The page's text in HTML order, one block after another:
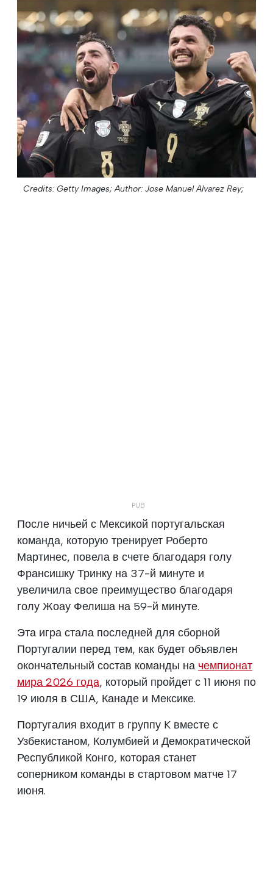
Credits: Getty Images; Author: Jose Manuel Alvarez Rey;
После ничьей с Мексикой португальская
команда, которую тренирует Роберто
Мартинес, повела в счете благодаря голу
Франсишку Тринку на 37-й минуте и
увеличила свое преимущество благодаря
голу Жоау Фелиша на 59-й минуте.
Эта игра стала последней для сборной
Португалии перед тем, как будет объявлен
окончательный состав команды на чемпионат
мира 2026 года, который пройдет с 11 июня по
19 июля в США, Канаде и Мексике.
Португалия входит в группу K вместе с
Узбекистаном, Колумбией и Демократической
Республикой Конго, которая станет
соперником команды в стартовом матче 17
июня.